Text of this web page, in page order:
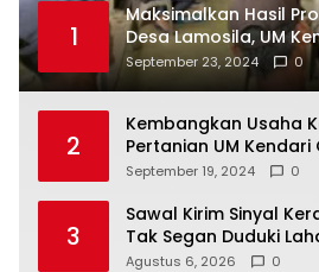
1
Maksimalkan Hasil
Desa Lamosila, UM
Bantuan Alat
September 23, 2024 0
2
Kembangkan Usaha
Pertanian UM
Laboratorium
September 19, 2024 0
3
Sawal Kirim Sinyal
Tak Segan Duduki
Puuwatu
Agustus 6, 2026 0